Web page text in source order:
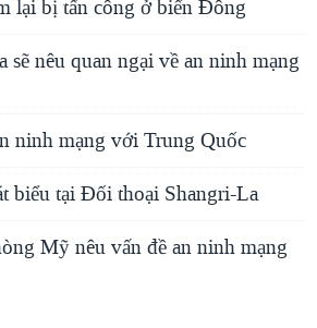
lại bị tấn công ở biển Đông
sẽ nêu quan ngại về an ninh mạng
ninh mạng với Trung Quốc
biểu tại Đối thoại Shangri-La
Mỹ nêu vấn đề an ninh mạng